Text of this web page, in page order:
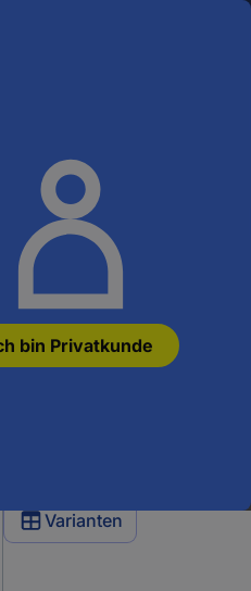
bin Privatkunde
Wertsachen-
15.00 mm
Varianten